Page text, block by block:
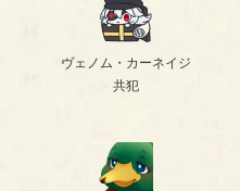
ヴェノム・カーネイジ
共犯